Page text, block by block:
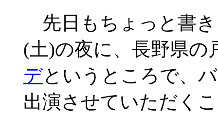
先日もちょっと書き
(土)の夜に、長野県の
デというところで、
出演させていただく